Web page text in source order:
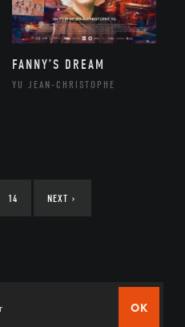
FANNY’S DREAM
YU JEAN-CHRISTOPHE
14 NEXT ›
OK